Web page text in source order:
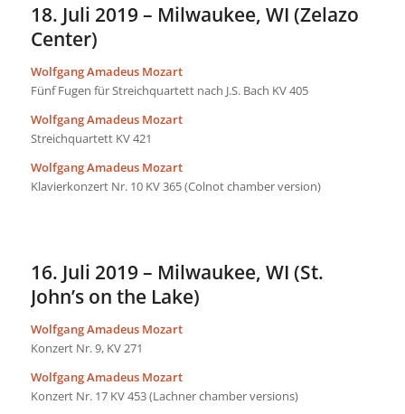
18. Juli 2019 – Milwaukee, WI (Zelazo
Center)
Wolfgang Amadeus Mozart
Fünf Fugen für Streichquartett nach J.S. Bach KV 405
Wolfgang Amadeus Mozart
Streichquartett KV 421
Wolfgang Amadeus Mozart
Klavierkonzert Nr. 10 KV 365 (Colnot chamber version)
16. Juli 2019 – Milwaukee, WI (St.
John’s on the Lake)
Wolfgang Amadeus Mozart
Konzert Nr. 9, KV 271
Wolfgang Amadeus Mozart
Konzert Nr. 17 KV 453 (Lachner chamber versions)